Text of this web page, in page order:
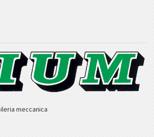
meccanica